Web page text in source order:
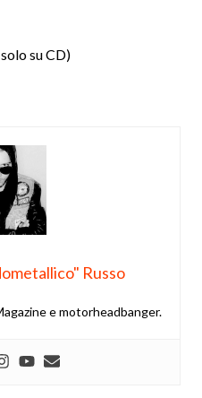
su CD)
Russo
e motorheadbanger.